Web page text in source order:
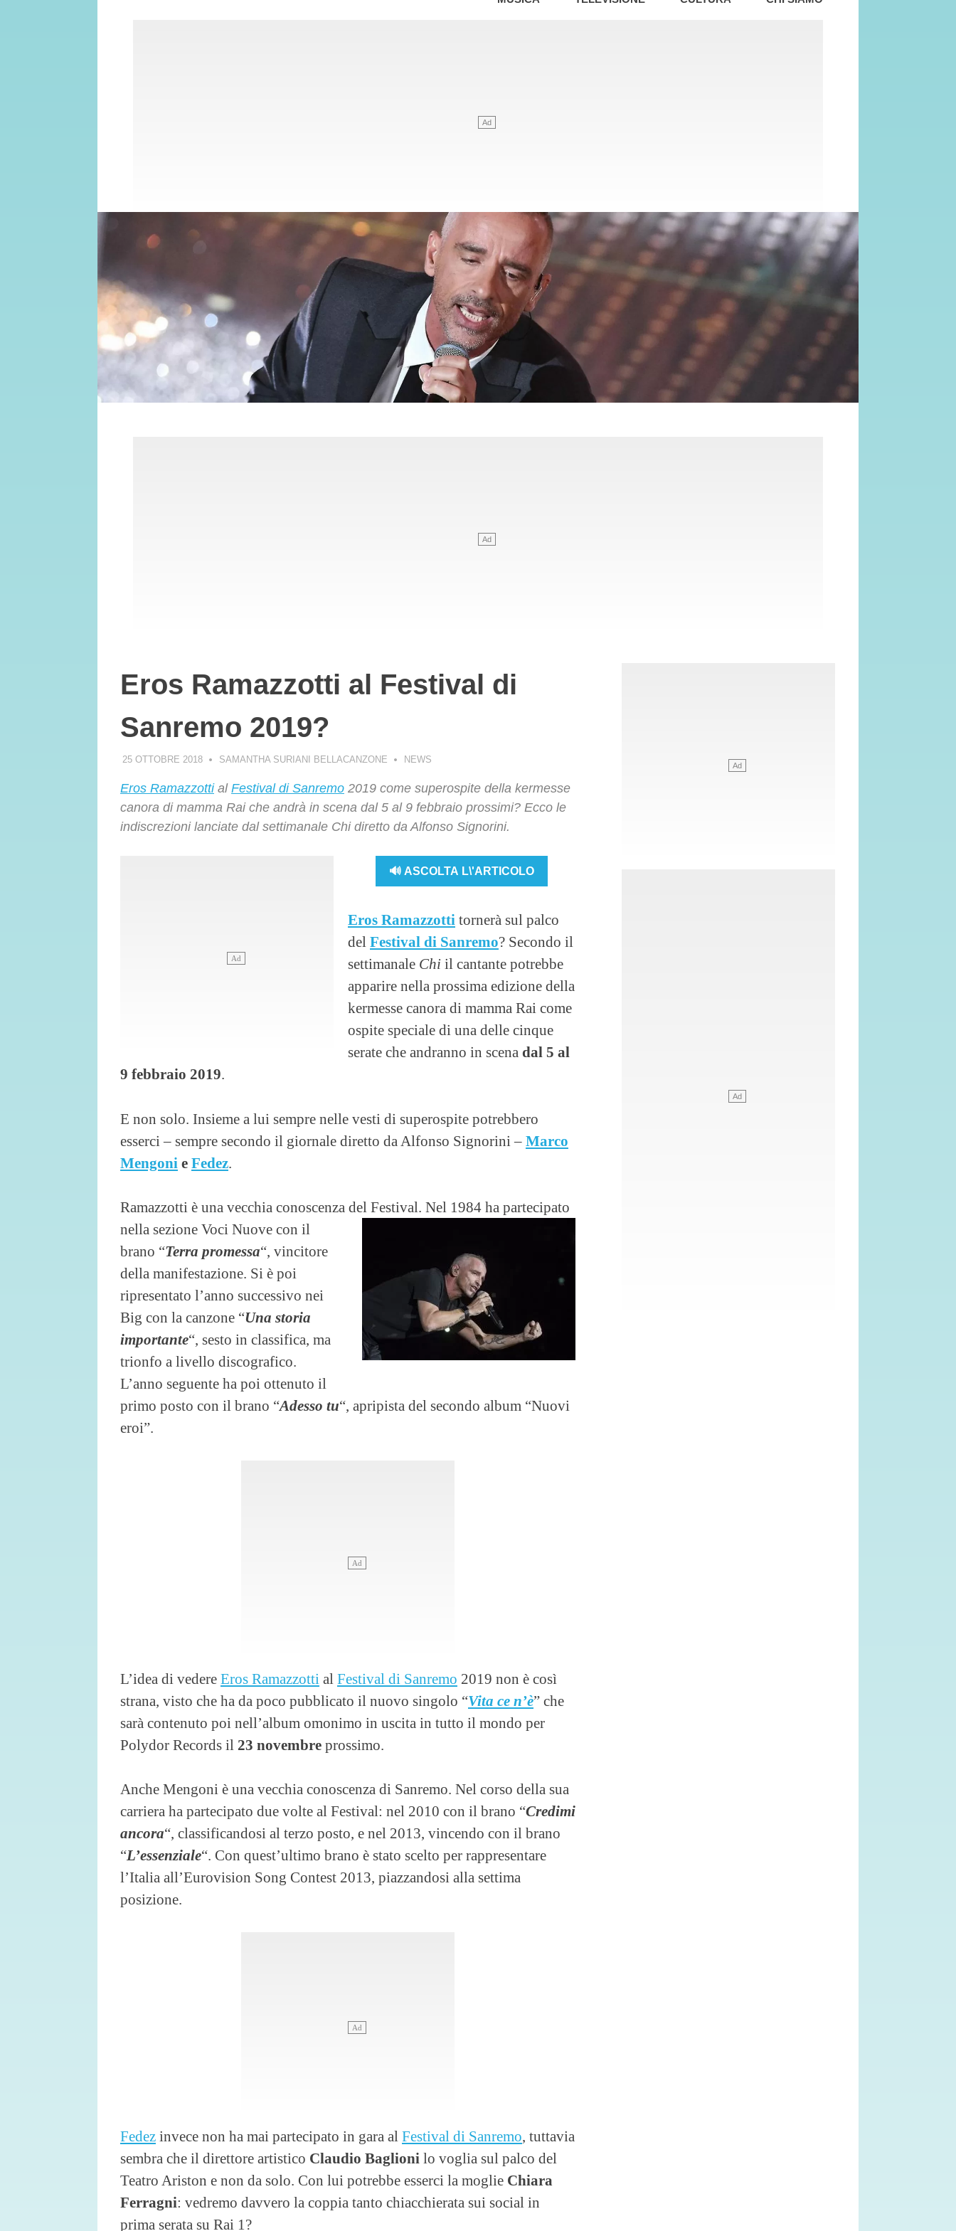
Eros Ramazzotti al Festival di
Sanremo 2019?
25 OTTOBRE 2018 SAMANTHA SURIANI BELLACANZONE NEWS
Eros Ramazzottial Festival di Sanremo 2019 come superospite della kermesse
canora di mamma Rai che andrà in scena dal 5 al 9 febbraio prossimi? Ecco le
indiscrezioni lanciate dal settimanale Chi diretto da Alfonso Signorini.
🔊 ASCOLTA L\'ARTICOLO
Eros Ramazzotti tornerà sul palco
del Festival di Sanremo? Secondo il
settimanale Chi il cantante potrebbe
apparire nella prossima edizione della
kermesse canora di mamma Rai come
ospite speciale di una delle cinque
serate che andranno in scena dal 5 al
9 febbraio 2019.
E non solo. Insieme a lui sempre nelle vesti di superospite potrebbero
esserci – sempre secondo il giornale diretto da Alfonso Signorini – Marco
Mengoni e Fedez.
Ramazzotti è una vecchia conoscenza del Festival. Nel 1984 ha partecipato
nella sezione Voci Nuove con il
brano “Terra promessa“, vincitore
della manifestazione. Si è poi
ripresentato l’anno successivo nei
Big con la canzone “Una storia
importante“, sesto in classifica, ma
trionfo a livello discografico.
L’anno seguente ha poi ottenuto il
primo posto con il brano “Adesso tu“, apripista del secondo album “Nuovi
eroi”.
L’idea di vedere Eros Ramazzotti al Festival di Sanremo 2019 non è così
strana, visto che ha da poco pubblicato il nuovo singolo “Vita ce n’è” che
sarà contenuto poi nell’album omonimo in uscita in tutto il mondo per
Polydor Records il 23 novembre prossimo.
Anche Mengoni è una vecchia conoscenza di Sanremo. Nel corso della sua
carriera ha partecipato due volte al Festival: nel 2010 con il brano “Credimi
ancora“, classificandosi al terzo posto, e nel 2013, vincendo con il brano
“L’essenziale“. Con quest’ultimo brano è stato scelto per rappresentare
l’Italia all’Eurovision Song Contest 2013, piazzandosi alla settima
posizione.
Fedez invece non ha mai partecipato in gara al Festival di Sanremo, tuttavia
sembra che il direttore artistico Claudio Baglioni lo voglia sul palco del
Teatro Ariston e non da solo. Con lui potrebbe esserci la moglie Chiara
Ferragni: vedremo davvero la coppia tanto chiacchierata sui social in
prima serata su Rai 1?